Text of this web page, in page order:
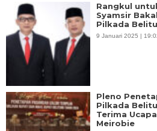
Rangkul
Syamsir
Pilkada
9 Januari 2025 |
Pleno
Pilkada
Terima
Meirobie